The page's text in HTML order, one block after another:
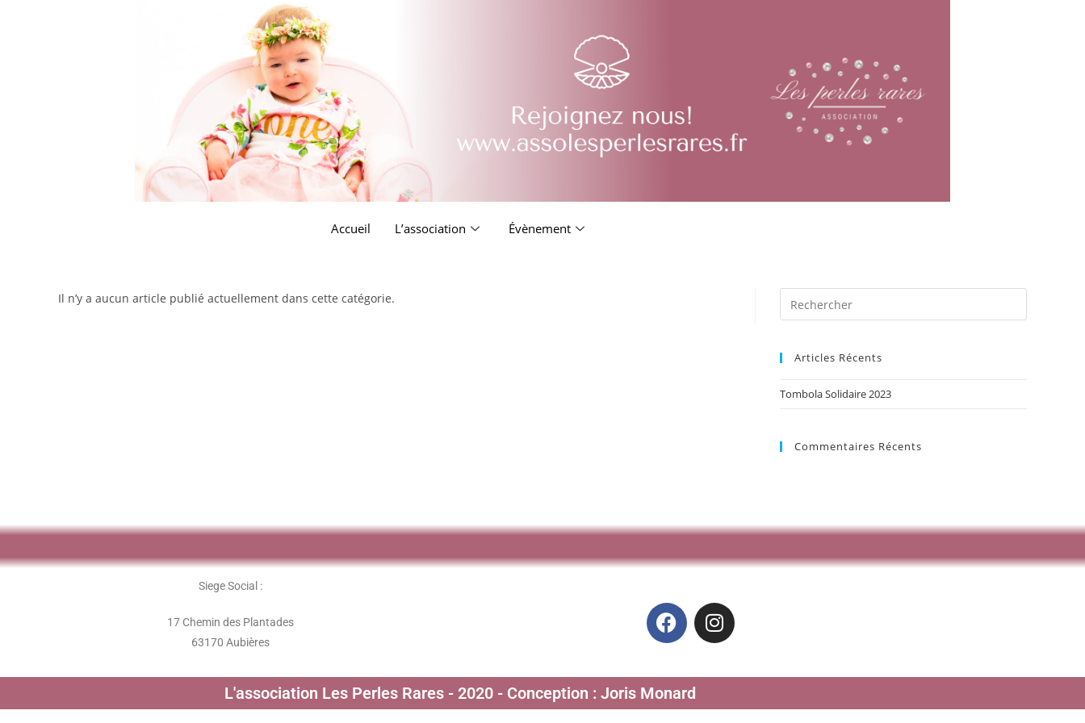
Accueil L’association Évènement
Il n’y a aucun article publié actuellement dans cette catégorie.
Articles Récents
Tombola Solidaire 2023
Commentaires Récents
Siege Social :
17 Chemin des Plantades
63170 Aubières
L'association Les Perles Rares - 2020 - Conception : Joris Monard